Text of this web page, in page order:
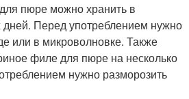
пюре можно хранить в
дней. Перед употреблением нужно
или в микроволновке. Также
филе для пюре на несколько
нужно разморозить